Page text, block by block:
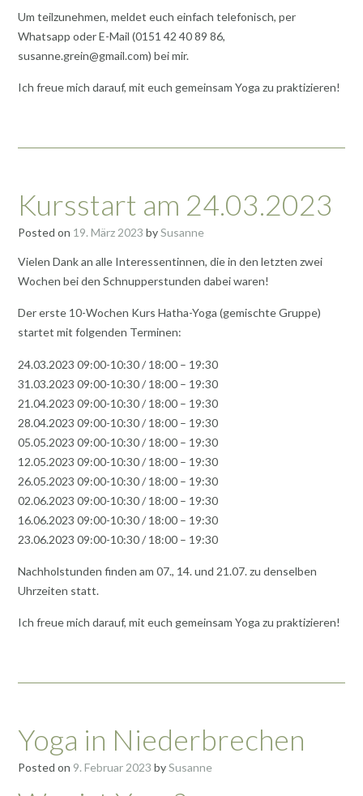
Um teilzunehmen, meldet euch einfach telefonisch, per
Whatsapp oder E-Mail (0151 42 40 89 86,
susanne.grein@gmail.com) bei mir.
Ich freue mich darauf, mit euch gemeinsam Yoga zu praktizieren!
Kursstart am 24.03.2023
Posted on 19. März 2023 bySusanne
Vielen Dank an alle Interessentinnen, die in den letzten zwei
Wochen bei den Schnupperstunden dabei waren!
Der erste 10-Wochen Kurs Hatha-Yoga (gemischte Gruppe)
startet mit folgenden Terminen:
24.03.2023 09:00-10:30 / 18:00 – 19:30
31.03.2023 09:00-10:30 / 18:00 – 19:30
21.04.2023 09:00-10:30 / 18:00 – 19:30
28.04.2023 09:00-10:30 / 18:00 – 19:30
05.05.2023 09:00-10:30 / 18:00 – 19:30
12.05.2023 09:00-10:30 / 18:00 – 19:30
26.05.2023 09:00-10:30 / 18:00 – 19:30
02.06.2023 09:00-10:30 / 18:00 – 19:30
16.06.2023 09:00-10:30 / 18:00 – 19:30
23.06.2023 09:00-10:30 / 18:00 – 19:30
Nachholstunden finden am 07., 14. und 21.07. zu denselben
Uhrzeiten statt.
Ich freue mich darauf, mit euch gemeinsam Yoga zu praktizieren!
Yoga in Niederbrechen
Posted on 9. Februar 2023 bySusanne